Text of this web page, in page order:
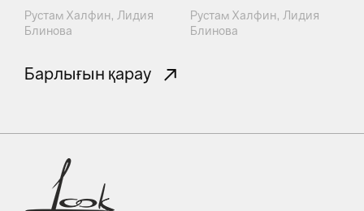
Рустам Халфин, Лидия
Блинова
Рустам Халфин, Лидия
Блинова
Барлығын қарау